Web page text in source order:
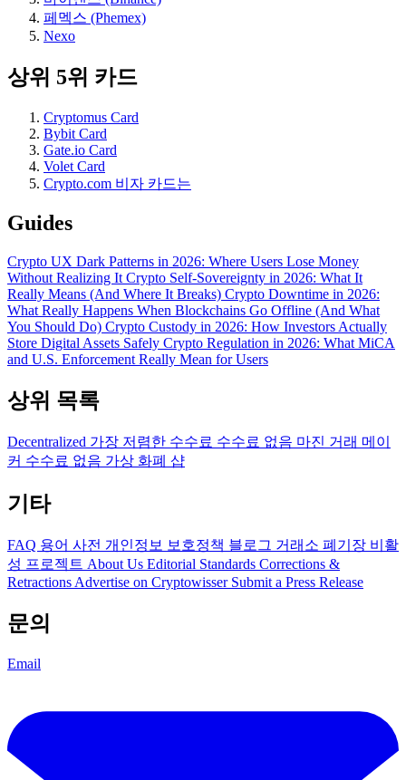
페멕스 (Phemex)
Nexo
상위 5위 카드
Cryptomus Card
Bybit Card
Gate.io Card
Volet Card
Crypto.com 비자 카드는
Guides
Crypto UX Dark Patterns in 2026: Where Users Lose Money
Without Realizing It Crypto Self-Sovereignty in 2026: What It
Really Means (And Where It Breaks) Crypto Downtime in 2026:
What Really Happens When Blockchains Go Offline (And What
You Should Do) Crypto Custody in 2026: How Investors Actually
Store Digital Assets Safely Crypto Regulation in 2026: What MiCA
and U.S. Enforcement Really Mean for Users
상위 목록
Decentralized 가장 저렴한 수수료 수수료 없음 마진 거래 메이
커 수수료 없음 가상 화폐 샵
기타
FAQ 용어 사전 개인정보 보호정책 블로그 거래소 폐기장 비활
성 프로젝트 About Us Editorial Standards Corrections &
Retractions Advertise on Cryptowisser Submit a Press Release
문의
Email